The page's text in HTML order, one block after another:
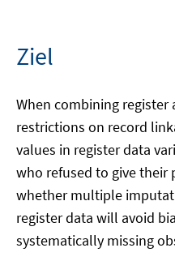
Ziel
When combining register
restrictions on record
values in register data
who refused to give their
whether multiple
register data will avoid
systematically missing